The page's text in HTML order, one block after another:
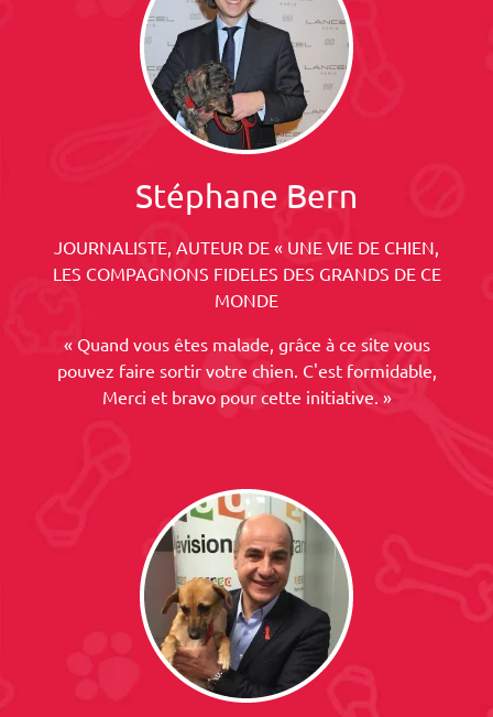
Stéphane Bern
JOURNALISTE, AUTEUR DE « UNE VIE DE CHIEN,
LES COMPAGNONS FIDELES DES GRANDS DE CE
MONDE
« Quand vous êtes malade, grâce à ce site vous
pouvez faire sortir votre chien. C'est formidable,
Merci et bravo pour cette initiative. »